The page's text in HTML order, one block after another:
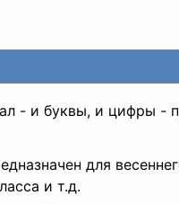
- и буквы, и цифры -
для
и т.д.